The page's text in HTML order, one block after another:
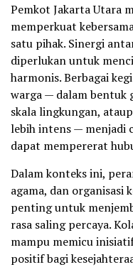
Pemkot Jakarta Utara
memperkuat
satu pihak. Sinergi
diperlukan untuk
harmonis. Berbagai
warga — dalam bentuk
skala lingkungan,
lebih intens — menjadi
dapat mempererat
Dalam konteks ini,
agama, dan organisasi
penting untuk
rasa saling percaya.
mampu memicu
positif bagi